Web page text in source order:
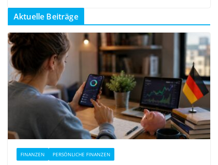
Aktuelle Beiträge
FINANZEN PERSÖNLICHE FINANZEN